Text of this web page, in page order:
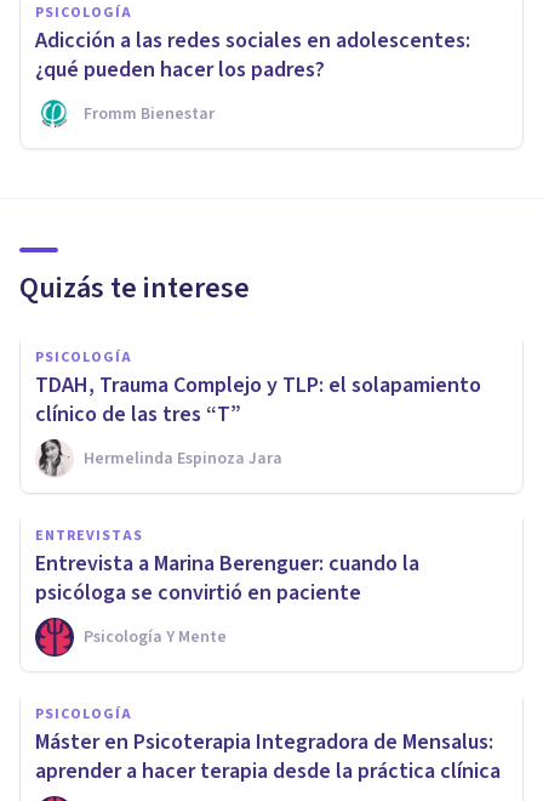
PSICOLOGÍA
Adicción a las redes sociales en adolescentes:
¿qué pueden hacer los padres?
Fromm Bienestar
Quizás te interese
PSICOLOGÍA
TDAH, Trauma Complejo y TLP: el solapamiento
clínico de las tres “T”
Hermelinda Espinoza Jara
ENTREVISTAS
Entrevista a Marina Berenguer: cuando la
psicóloga se convirtió en paciente
Psicología Y Mente
PSICOLOGÍA
Máster en Psicoterapia Integradora de Mensalus:
aprender a hacer terapia desde la práctica clínica